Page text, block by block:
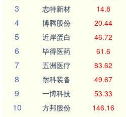
3 志特新材 14.8
4 博腾股份 20.44
5 近岸蛋白 46.72
6 毕得医药 61.6
7 五洲医疗 83.62
8 耐科装备 49.67
9 一博科技 53.33
10 方邦股份 146.16